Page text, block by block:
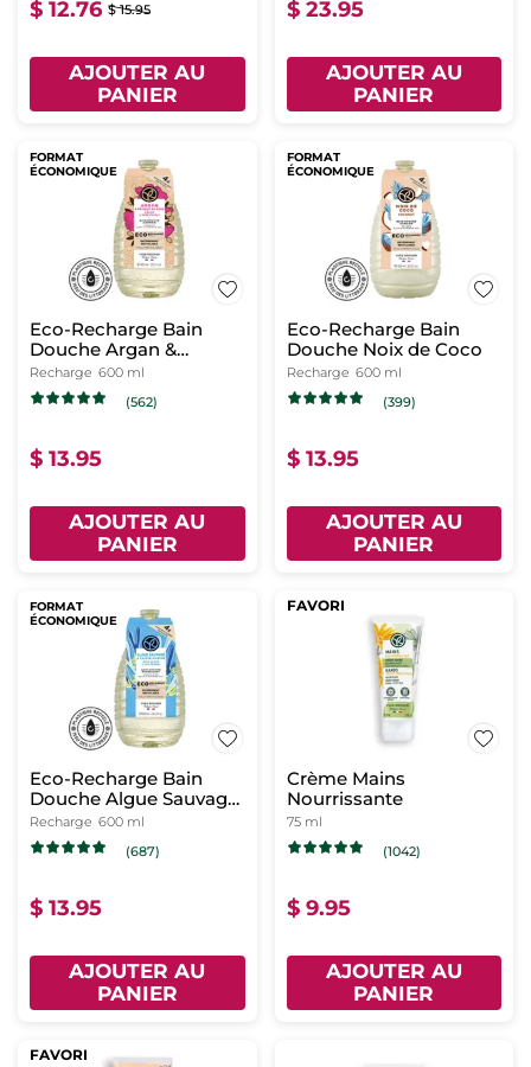
$ 12.76 $ 15.95
AJOUTER AU
PANIER
$ 23.95
AJOUTER AU
PANIER
FORMAT
ÉCONOMIQUE
Eco-Recharge Bain
Douche Argan &
Pétales de Rose
Recharge 600 ml
(562)
$ 13.95
AJOUTER AU
PANIER
FORMAT
ÉCONOMIQUE
Eco-Recharge Bain
Douche Noix de Coco
Recharge 600 ml
(399)
$ 13.95
AJOUTER AU
PANIER
FORMAT
ÉCONOMIQUE
Eco-Recharge Bain
Douche Algue Sauvage
& Criste Marine
Recharge 600 ml
(687)
$ 13.95
AJOUTER AU
PANIER
FAVORI
Crème Mains
Nourrissante
75 ml
(1042)
$ 9.95
AJOUTER AU
PANIER
FAVORI